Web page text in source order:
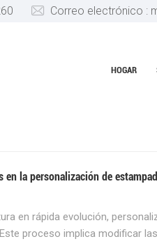
Correo electrónico :
HOGAR
en la personalización de
en rápida evolución,
proceso implica modificar